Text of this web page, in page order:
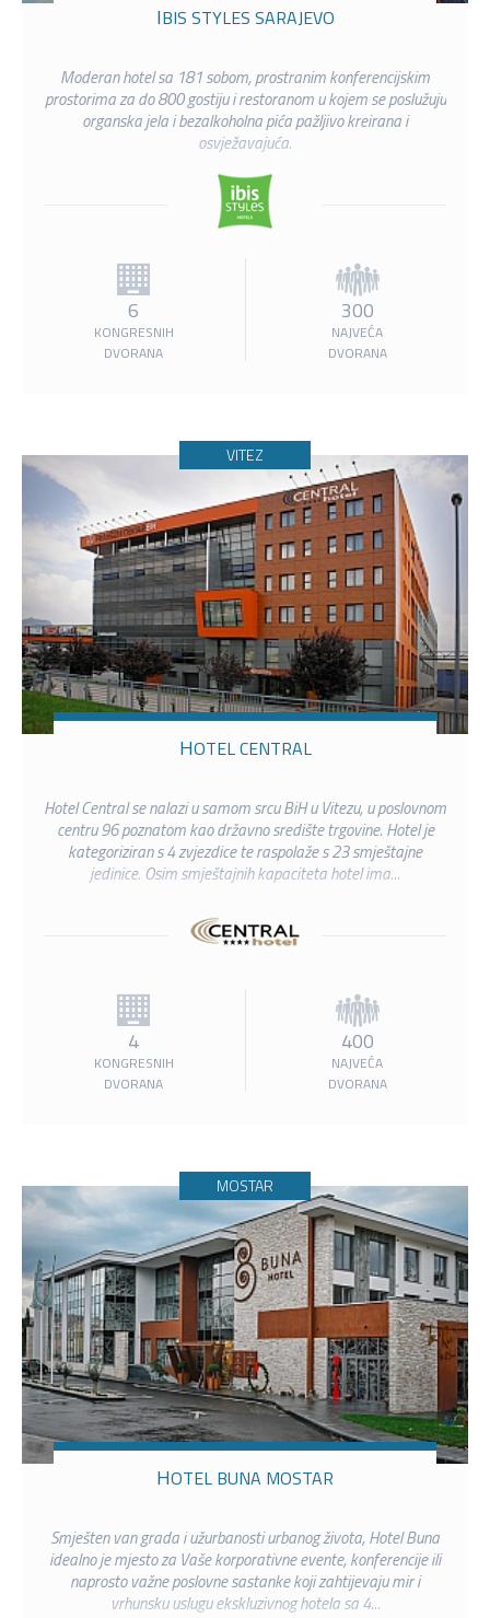
IBIS STYLES SARAJEVO
Moderan hotel sa 181 sobom, prostranim konferencijskim
prostorima za do 800 gostiju i restoranom u kojem se poslužuju
organska jela i bezalkoholna pića pažljivo kreirana i
osvježavajuća.
6
KONGRESNIH
DVORANA
300
NAJVEĆA
DVORANA
VITEZ
HOTEL CENTRAL
Hotel Central se nalazi u samom srcu BiH u Vitezu, u poslovnom
centru 96 poznatom kao državno središte trgovine. Hotel je
kategoriziran s 4 zvjezdice te raspolaže s 23 smještajne
jedinice. Osim smještajnih kapaciteta hotel ima...
4
KONGRESNIH
DVORANA
400
NAJVEĆA
DVORANA
MOSTAR
HOTEL BUNA MOSTAR
Smješten van grada i užurbanosti urbanog života, Hotel Buna
idealno je mjesto za Vaše korporativne evente, konferencije ili
naprosto važne poslovne sastanke koji zahtijevaju mir i
vrhunsku uslugu ekskluzivnog hotela sa 4...